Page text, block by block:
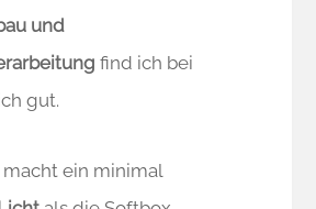
und
find ich bei
gut.
macht ein minimal